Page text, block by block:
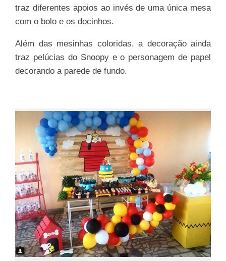
traz diferentes apoios ao invés de uma única mesa
com o bolo e os docinhos.
Além das mesinhas coloridas, a decoração ainda
traz pelúcias do Snoopy e o personagem de papel
decorando a parede de fundo.